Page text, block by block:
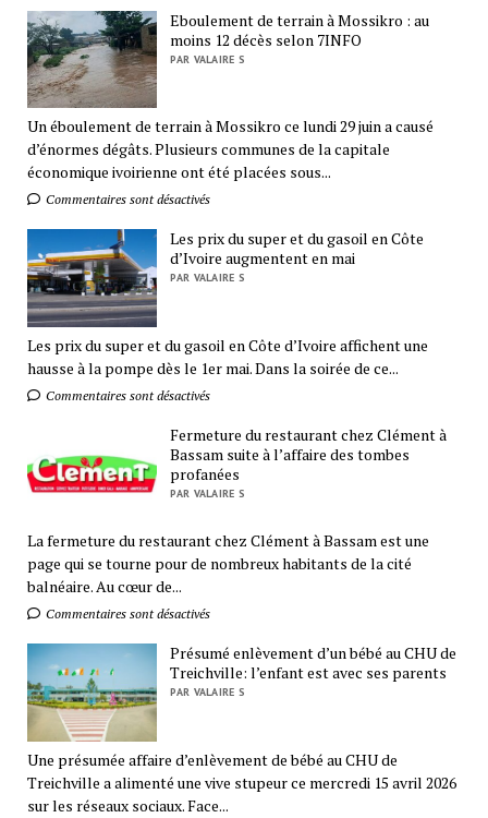
Eboulement de terrain à Mossikro : au
moins 12 décès selon 7INFO
PAR VALAIRE S
Un éboulement de terrain à Mossikro ce lundi 29 juin a causé
d’énormes dégâts. Plusieurs communes de la capitale
économique ivoirienne ont été placées sous...
Commentaires sont désactivés
Les prix du super et du gasoil en Côte
d’Ivoire augmentent en mai
PAR VALAIRE S
Les prix du super et du gasoil en Côte d’Ivoire affichent une
hausse à la pompe dès le 1er mai. Dans la soirée de ce...
Commentaires sont désactivés
Fermeture du restaurant chez Clément à
Bassam suite à l’affaire des tombes
profanées
PAR VALAIRE S
La fermeture du restaurant chez Clément à Bassam est une
page qui se tourne pour de nombreux habitants de la cité
balnéaire. Au cœur de...
Commentaires sont désactivés
Présumé enlèvement d’un bébé au CHU de
Treichville: l’enfant est avec ses parents
PAR VALAIRE S
Une présumée affaire d’enlèvement de bébé au CHU de
Treichville a alimenté une vive stupeur ce mercredi 15 avril 2026
sur les réseaux sociaux. Face...